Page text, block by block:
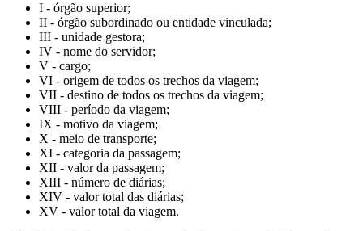
I - órgão superior;
II - órgão subordinado ou entidade vinculada;
III - unidade gestora;
IV - nome do servidor;
V - cargo;
VI - origem de todos os trechos da viagem;
VII - destino de todos os trechos da viagem;
VIII - período da viagem;
IX - motivo da viagem;
X - meio de transporte;
XI - categoria da passagem;
XII - valor da passagem;
XIII - número de diárias;
XIV - valor total das diárias;
XV - valor total da viagem.